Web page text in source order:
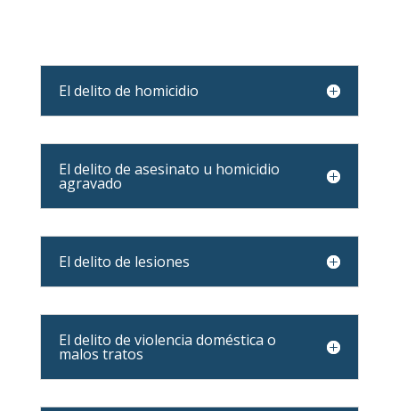
El delito de homicidio
El delito de asesinato u homicidio
agravado
El delito de lesiones
El delito de violencia doméstica o
malos tratos